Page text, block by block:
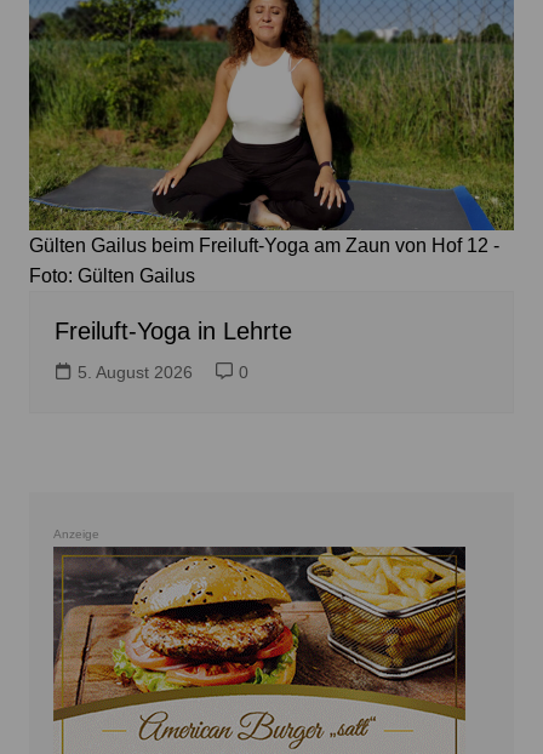
Gülten Gailus beim Freiluft-Yoga am Zaun von Hof 12 -
Foto: Gülten Gailus
Freiluft-Yoga in Lehrte
5. August 2026 0
Anzeige